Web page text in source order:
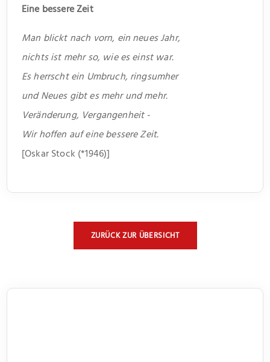
Eine bessere Zeit
Man blickt nach vorn, ein neues Jahr,
nichts ist mehr so, wie es einst war.
Es herrscht ein Umbruch, ringsumher
und Neues gibt es mehr und mehr.
Veränderung, Vergangenheit -
Wir hoffen auf eine bessere Zeit.
[Oskar Stock (*1946)]
ZURÜCK ZUR ÜBERSICHT